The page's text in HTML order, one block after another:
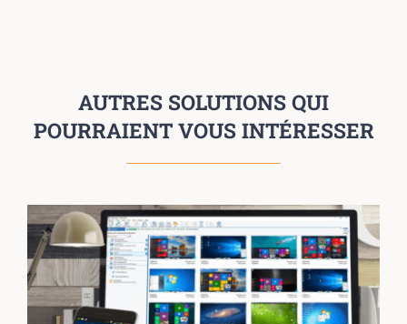
AUTRES SOLUTIONS QUI
POURRAIENT VOUS INTÉRESSER